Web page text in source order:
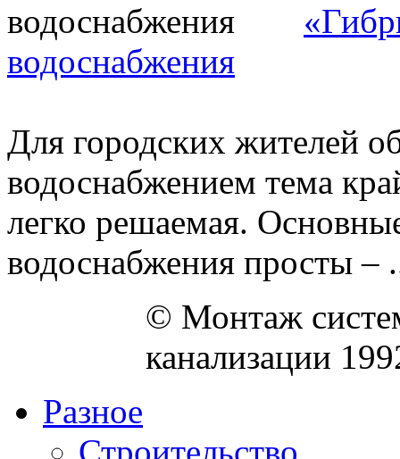
водоснабжения
Для городских жителей
водоснабжением тема
легко решаемая.
водоснабжения просты –
© Монтаж
канализации
Разное
Строительство